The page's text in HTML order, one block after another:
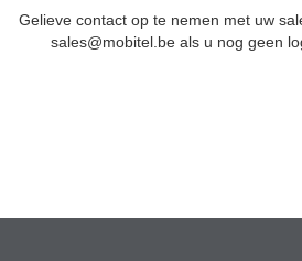
Gelieve contact op te nemen met uw
sales@mobitel.be als u nog geen